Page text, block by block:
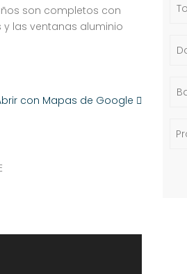
son completos con
las ventanas aluminio
con Mapas de Google